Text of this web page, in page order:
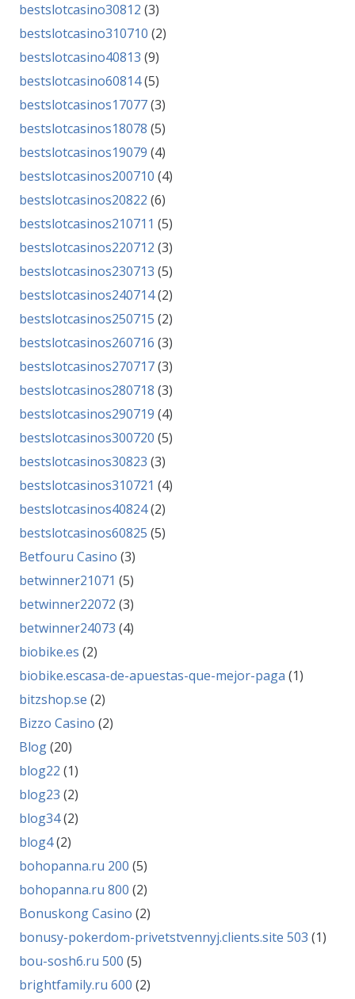
bestslotcasino30812 (3)
bestslotcasino310710 (2)
bestslotcasino40813 (9)
bestslotcasino60814(5)
bestslotcasinos17077(3)
bestslotcasinos18078 (5)
bestslotcasinos19079 (4)
bestslotcasinos200710 (4)
bestslotcasinos20822 (6)
bestslotcasinos210711 (5)
bestslotcasinos220712 (3)
bestslotcasinos230713 (5)
bestslotcasinos240714(2)
bestslotcasinos250715 (2)
bestslotcasinos260716 (3)
bestslotcasinos270717(3)
bestslotcasinos280718 (3)
bestslotcasinos290719 (4)
bestslotcasinos300720 (5)
bestslotcasinos30823 (3)
bestslotcasinos310721 (4)
bestslotcasinos40824(2)
bestslotcasinos60825 (5)
Betfouru Casino (3)
betwinner21071 (5)
betwinner22072 (3)
betwinner24073 (4)
biobike.es (2)
biobike.escasa-de-apuestas-que-mejor-paga (1)
bitzshop.se (2)
Bizzo Casino (2)
Blog(20)
blog22 (1)
blog23 (2)
blog34(2)
blog4(2)
bohopanna.ru 200 (5)
bohopanna.ru 800 (2)
Bonuskong Casino (2)
bonusy-pokerdom-privetstvennyj.clients.site 503 (1)
bou-sosh6.ru 500 (5)
brightfamily.ru 600 (2)